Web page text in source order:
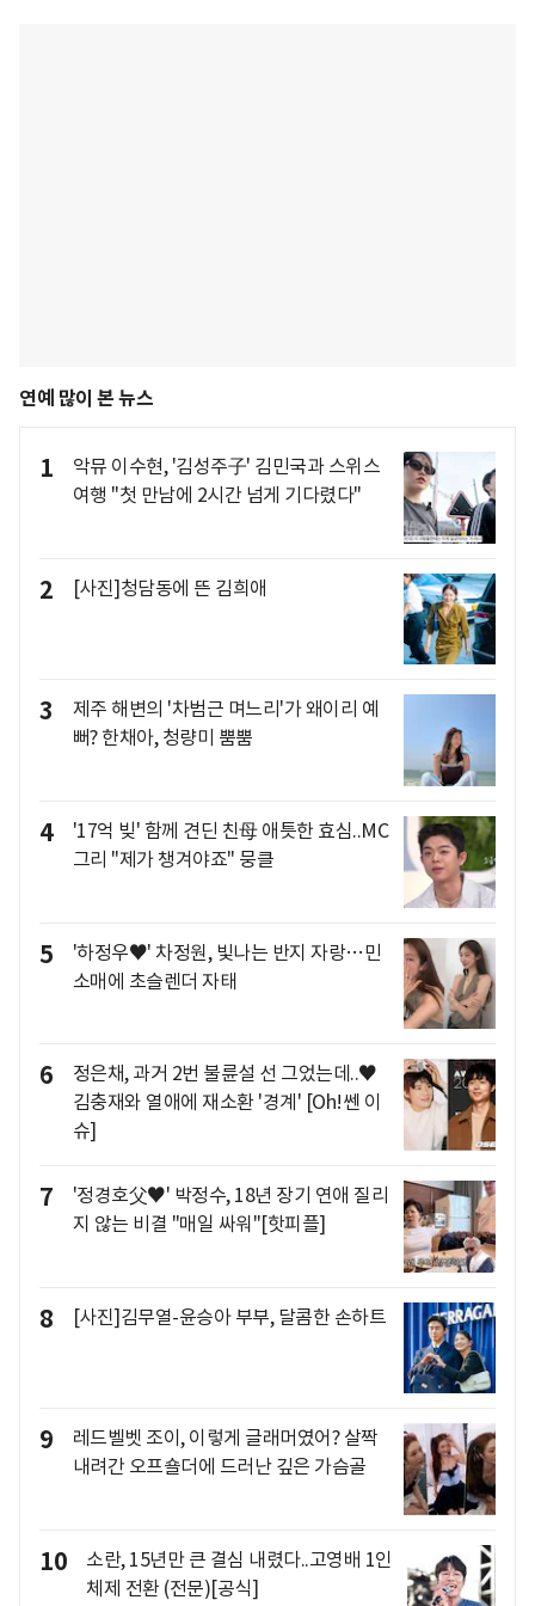
연예 많이 본 뉴스
1
악뮤 이수현, '김성주子' 김민국과 스위스
여행 "첫 만남에 2시간 넘게 기다렸다"
2 [사진]청담동에 뜬 김희애
3
제주 해변의 '차범근 며느리'가 왜이리 예
뻐? 한채아, 청량미 뿜뿜
4
'17억 빚' 함께 견딘 친母 애틋한 효심..MC
그리 "제가 챙겨야죠" 뭉클
5
'하정우♥' 차정원, 빛나는 반지 자랑…민
소매에 초슬렌더 자태
6
정은채, 과거 2번 불륜설 선 그었는데..♥
김충재와 열애에 재소환 '경계' [Oh!쎈 이
슈]
7
'정경호父♥' 박정수, 18년 장기 연애 질리
지 않는 비결 "매일 싸워"[핫피플]
8 [사진]김무열-윤승아 부부, 달콤한 손하트
9
레드벨벳 조이, 이렇게 글래머였어? 살짝
내려간 오프숄더에 드러난 깊은 가슴골
10
소란, 15년만 큰 결심 내렸다..고영배 1인
체제 전환 (전문)[공식]